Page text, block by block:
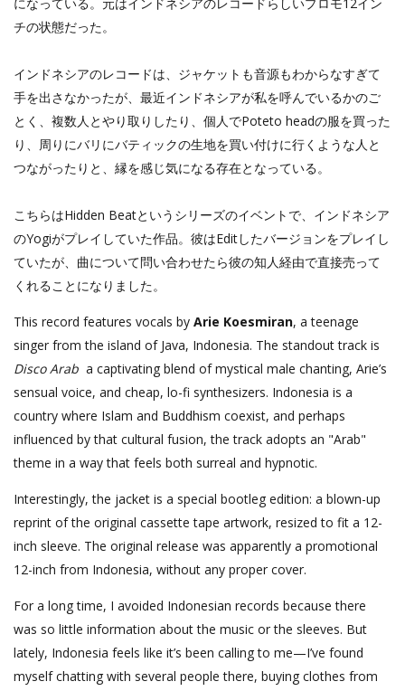
チの状態だった。
インドネシアのレコードは、ジャケットも音源もわからなすぎて
手を出さなかったが、最近インドネシアが私を呼んでいるかのご
とく、複数人とやり取りしたり、個人でPoteto headの服を買った
り、周りにバリにバティックの生地を買い付けに行くような人と
つながったりと、縁を感じ気になる存在となっている。
こちらはHidden Beatというシリーズのイベントで、インドネシア
のYogiがプレイしていた作品。彼はEditしたバージョンをプレイし
ていたが、曲について問い合わせたら彼の知人経由で直接売って
くれることになりました。
This record features vocals by Arie Koesmiran, a teenage
singer from the island of Java, Indonesia. The standout track is
Disco Arab a captivating blend of mystical male chanting, Arie’s
sensual voice, and cheap, lo-fi synthesizers. Indonesia is a
country where Islam and Buddhism coexist, and perhaps
influenced by that cultural fusion, the track adopts an "Arab"
theme in a way that feels both surreal and hypnotic.
Interestingly, the jacket is a special bootleg edition: a blown-up
reprint of the original cassette tape artwork, resized to fit a 12-
inch sleeve. The original release was apparently a promotional
12-inch from Indonesia, without any proper cover.
For a long time, I avoided Indonesian records because there
was so little information about the music or the sleeves. But
lately, Indonesia feels like it’s been calling to me—I’ve found
myself chatting with several people there, buying clothes from